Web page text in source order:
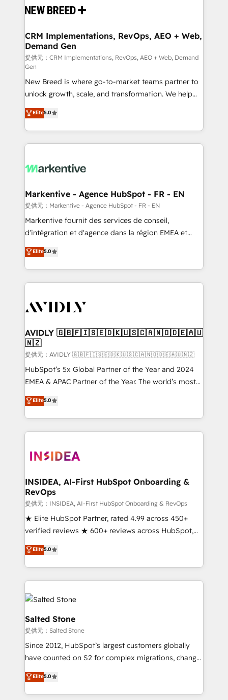
ISO9001:2015 取得 ✓ 400社以上の導入実績 ✓
HubSpot大百科 出版 CRM・AI活用に関するご相談、現
せください。
and system integrations powered by Globalia’s
trainers to drive platform adoption. 📈 Revenue
Generation - Full-funnel marketing and high-
performance advertising via Point Success Media. -
Expert deployment of Breeze AI and custom agents
to automate growth. 🏆 Elite Excellence - 8 platform
accreditations and deep HIPAA-compliance
expertise. - A team of 250+ experts dedicated to
your resilient growth.
CRM Implementations, RevOps, AEO + Web,
Demand Gen
提供元：CRM Implementations, RevOps, AEO + Web, Demand
Gen
New Breed is where go-to-market teams partner to
unlock growth, scale, and transformation. We help
companies activate HubSpot’s AI-powered
customer platform and operationalize HubSpot’s
Loop Marketing framework through expert-led
services, smart agents, and purpose-built apps,
results, fast. ⚙️CRM & RevOps: Align all Hubs to your
🎯Demand Gen & ABM: Drive pipeline with inbound,
ABM, AEO, SEO, & paid media. 👩‍💻Web Design:
Build high-performing websites with UX, messaging,
& conversion strategy that drive results. 🤖AI
AI, & maximize AEO with tailored AI services. 🧩
Integrations: Extend HubSpot with custom
Elite5.0
Markentive - Agence HubSpot - FR - EN
提供元：Markentive - Agence HubSpot - FR - EN
Markentive fournit des services de conseil,
d'intégration et d'agence dans la région EMEA et
North America. Avec plus de 115 experts en
marketing automation, Growth, Revops, CRM et
webdesign. Markentive is both a consulting firm, a
digital agency and an integrator. With over 115
CRM and webdesign (We focus on EMEA - USA
Elite5.0
AVIDLY 🇬🇧🇫🇮🇸🇪🇩🇰🇺🇸🇨🇦🇳🇴🇩🇪🇦🇺
🇳🇿
提供元：AVIDLY 🇬🇧🇫🇮🇸🇪🇩🇰🇺🇸🇨🇦🇳🇴🇩🇪🇦🇺🇳🇿
HubSpot’s 5x Global Partner of the Year and 2024
EMEA & APAC Partner of the Year. The world’s most
experienced and fully accredited HubSpot Solutions
Partner. 🚀 With 2,750+ HubSpot projects delivered
and 370+ specialists across EMEA, APAC and NAM,
we de-risk complex CRM programmes and
multi-region migrations to AI-powered automation,
scale. 🏆 HubSpot’s CEO called us “the partner of the
future.” Others agree it is proof of trust built through
measurable impact.
Elite5.0
INSIDEA, AI-First HubSpot Onboarding &
RevOps
提供元：INSIDEA, AI-First HubSpot Onboarding & RevOps
★ Elite HubSpot Partner, rated 4.99 across 450+
verified reviews ★ 600+ reviews across HubSpot,
G2 & Clutch ★ 150+ in-house HubSpot-certified
experts ★ 1,500+ implementations across 25+
countries ★ AI-first, RevOps-led, onboarding-
obsessed INSIDEA helps growing companies turn
HubSpot into a revenue engine. We onboard your
team, migrate your data, and build AI-powered
workflows that drive adoption from week one, in
your time zone. What we do: ➤ Onboarding: Live in
weeks, with workflows built around your business,
not a template. ➤ Migration: Move from any legacy
CRM. Zero downtime, full data integrity. ➤
Implementation: Configure HubSpot to run your
revenue process. Sales, marketing, and service wired
Elite5.0
Salted Stone
提供元：Salted Stone
Since 2012, HubSpot’s largest customers globally
have counted on S2 for complex migrations, change
management, systems integration, and creative
solutions that deliver measurable impact and
transform brand experiences As one of the few full-
Elite5.0